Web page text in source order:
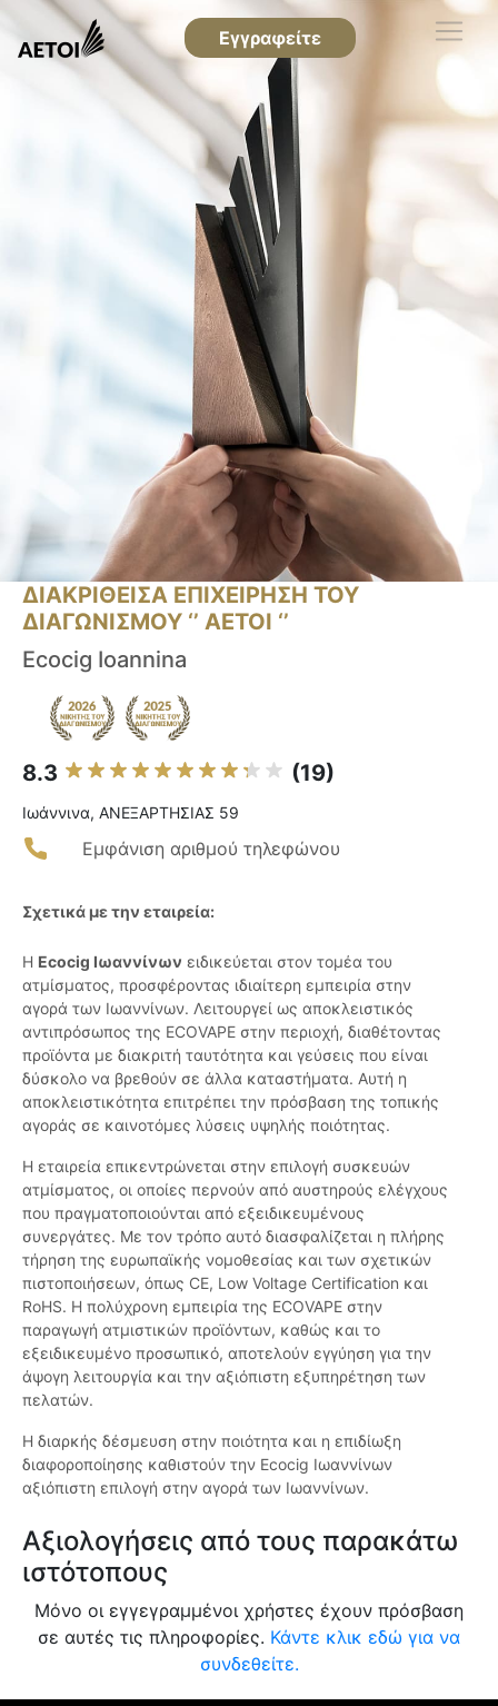
Εγγραφείτε
ΔΙΑΚΡΙΘΕΙΣΑ ΕΠΙΧΕΙΡΗΣΗ ΤΟΥ
ΔΙΑΓΩΝΙΣΜΟΥ ‘’ ΑΕΤΟΙ ‘’
Ecocig Ioannina
8.3 (19)
Ιωάννινα, ΑΝΕΞΑΡΤΗΣΙΑΣ 59
Εμφάνιση αριθμού τηλεφώνου
Σχετικά με την εταιρεία:
Η Ecocig Ιωαννίνων ειδικεύεται στον τομέα του
ατμίσματος, προσφέροντας ιδιαίτερη εμπειρία στην
αγορά των Ιωαννίνων. Λειτουργεί ως αποκλειστικός
αντιπρόσωπος της ECOVAPE στην περιοχή, διαθέτοντας
προϊόντα με διακριτή ταυτότητα και γεύσεις που είναι
δύσκολο να βρεθούν σε άλλα καταστήματα. Αυτή η
αποκλειστικότητα επιτρέπει την πρόσβαση της τοπικής
αγοράς σε καινοτόμες λύσεις υψηλής ποιότητας.
Η εταιρεία επικεντρώνεται στην επιλογή συσκευών
ατμίσματος, οι οποίες περνούν από αυστηρούς ελέγχους
που πραγματοποιούνται από εξειδικευμένους
συνεργάτες. Με τον τρόπο αυτό διασφαλίζεται η πλήρης
τήρηση της ευρωπαϊκής νομοθεσίας και των σχετικών
πιστοποιήσεων, όπως CE, Low Voltage Certification και
RoHS. Η πολύχρονη εμπειρία της ECOVAPE στην
παραγωγή ατμιστικών προϊόντων, καθώς και το
εξειδικευμένο προσωπικό, αποτελούν εγγύηση για την
άψογη λειτουργία και την αξιόπιστη εξυπηρέτηση των
πελατών.
Η διαρκής δέσμευση στην ποιότητα και η επιδίωξη
διαφοροποίησης καθιστούν την Ecocig Ιωαννίνων
αξιόπιστη επιλογή στην αγορά των Ιωαννίνων.
Αξιολογήσεις από τους παρακάτω
ιστότοπους
Μόνο οι εγγεγραμμένοι χρήστες έχουν πρόσβαση
σε αυτές τις πληροφορίες. Κάντε κλικ εδώ για να
συνδεθείτε.